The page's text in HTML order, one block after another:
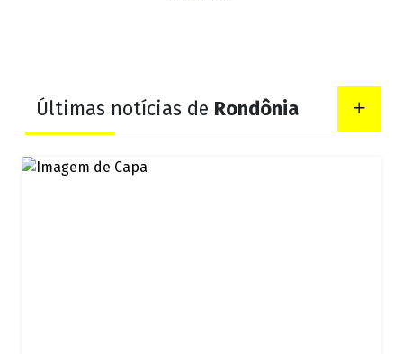
Últimas notícias de Rondônia